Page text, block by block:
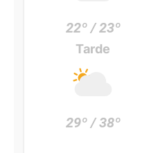
22º / 23º
Tarde
29º / 38º